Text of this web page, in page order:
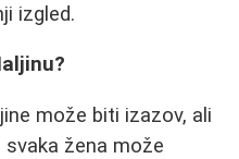
izgled.
može biti izazov, ali
žena može